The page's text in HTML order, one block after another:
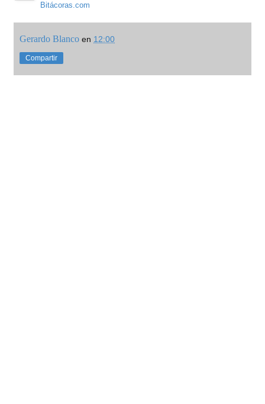
Bitácoras.com
Gerardo Blanco en 12:00
Compartir